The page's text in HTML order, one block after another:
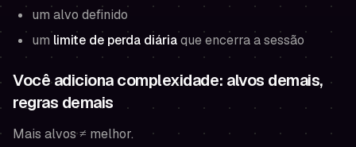
um alvo definido
um limite de perda diáriaque encerra a sessão
Você adiciona complexidade: alvos demais,
regras demais
Mais alvos ≠ melhor.